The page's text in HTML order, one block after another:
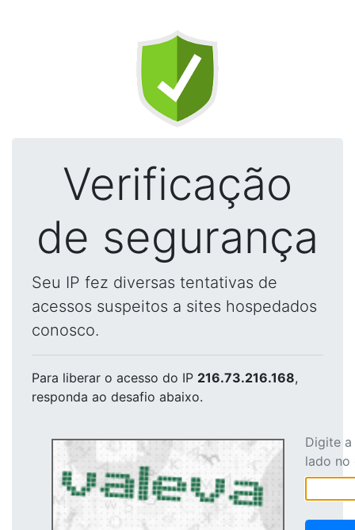
Verificação
de segurança
Seu IP fez diversas tentativas de
acessos suspeitos a sites hospedados
conosco.
Para liberar o acesso do IP 216.73.216.168,
responda ao desafio abaixo.
Digite
lado no